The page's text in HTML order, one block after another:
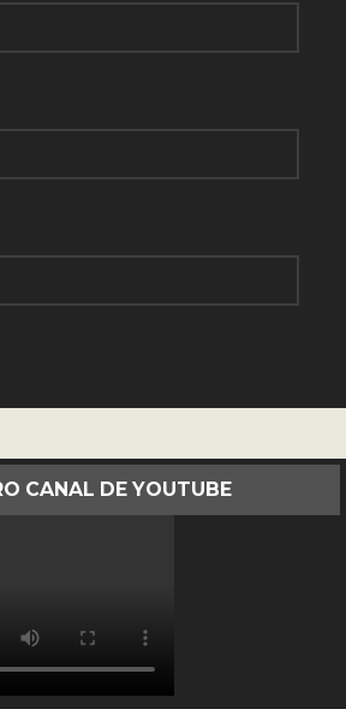
CANAL DE YOUTUBE